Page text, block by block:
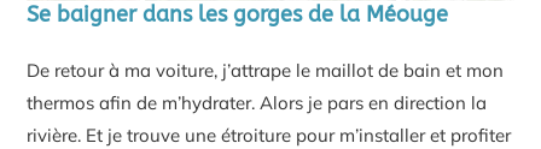
Se baigner dans les gorges de la Méouge
De retour à ma voiture, j’attrape le maillot de bain et mon
thermos afin de m’hydrater. Alors je pars en direction la
rivière. Et je trouve une étroiture pour m’installer et profiter